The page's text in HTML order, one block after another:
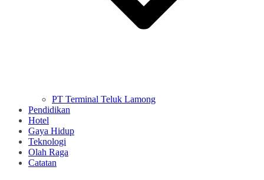
PT Terminal Teluk Lamong
Pendidikan
Hotel
Gaya Hidup
Teknologi
Olah Raga
Catatan